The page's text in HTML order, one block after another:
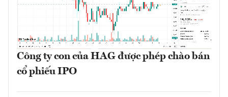
Công ty con của HAG được phép chào bán
cổ phiếu IPO